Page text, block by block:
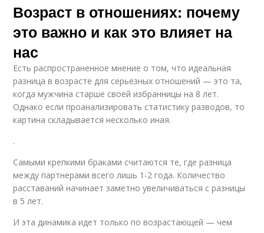
Возраст в отношениях: почему
это важно и как это влияет на
нас
Есть распространенное мнение о том, что идеальная
разница в возрасте для серьезных отношений — это та,
когда мужчина старше своей избранницы на 8 лет.
Однако если проанализировать статистику разводов, то
картина складывается несколько иная.
.
Самыми крепкими браками считаются те, где разница
между партнерами всего лишь 1-2 года. Количество
расставаний начинает заметно увеличиваться с разницы
в 5 лет.
И эта динамика идет только по возрастающей — чем